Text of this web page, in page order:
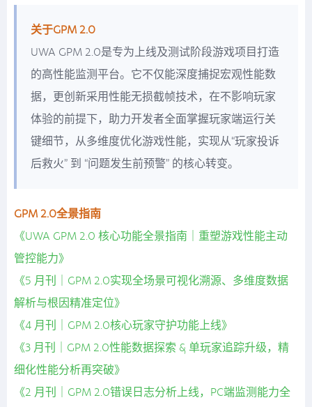
关于GPM 2.0
UWA GPM 2.0是专为上线及测试阶段游戏项目打造
的高性能监测平台。它不仅能深度捕捉宏观性能数
据，更创新采用性能无损截帧技术，在不影响玩家
体验的前提下，助力开发者全面掌握玩家端运行关
键细节，从多维度优化游戏性能，实现从“玩家投诉
后救火” 到 “问题发生前预警” 的核心转变。
GPM 2.0全景指南
《UWA GPM 2.0 核心功能全景指南｜重塑游戏性能主动
管控能力》
《5 月刊｜GPM 2.0实现全场景可视化溯源、多维度数据
解析与根因精准定位》
《4 月刊｜GPM 2.0核心玩家守护功能上线》
《3 月刊｜GPM 2.0性能数据探索 & 单玩家追踪升级，精
细化性能分析再突破》
《2 月刊｜GPM 2.0错误日志分析上线，PC端监测能力全